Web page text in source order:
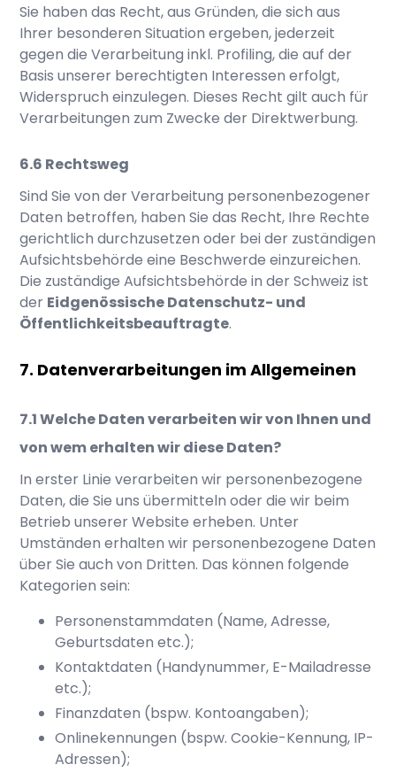
Sie haben das Recht, aus Gründen, die sich aus
Ihrer besonderen Situation ergeben, jederzeit
gegen die Verarbeitung inkl. Profiling, die auf der
Basis unserer berechtigten Interessen erfolgt,
Widerspruch einzulegen. Dieses Recht gilt auch für
Verarbeitungen zum Zwecke der Direktwerbung.
Rechtsweg
Sind Sie von der Verarbeitung personenbezogener
Daten betroffen, haben Sie das Recht, Ihre Rechte
gerichtlich durchzusetzen oder bei der zuständigen
Aufsichtsbehörde eine Beschwerde einzureichen.
Die zuständige Aufsichtsbehörde in der Schweiz ist
der Eidgenössische Datenschutz- und
Öffentlichkeitsbeauftragte.
Datenverarbeitungen im Allgemeinen
Welche Daten verarbeiten wir von Ihnen und
von wem erhalten wir diese Daten?
In erster Linie verarbeiten wir personenbezogene
Daten, die Sie uns übermitteln oder die wir beim
Betrieb unserer Website erheben. Unter
Umständen erhalten wir personenbezogene Daten
über Sie auch von Dritten. Das können folgende
Kategorien sein:
Personenstammdaten (Name, Adresse,
Geburtsdaten etc.);
Kontaktdaten (Handynummer, E-Mailadresse
etc.);
Finanzdaten (bspw. Kontoangaben);
Onlinekennungen (bspw. Cookie-Kennung, IP-
Adressen);